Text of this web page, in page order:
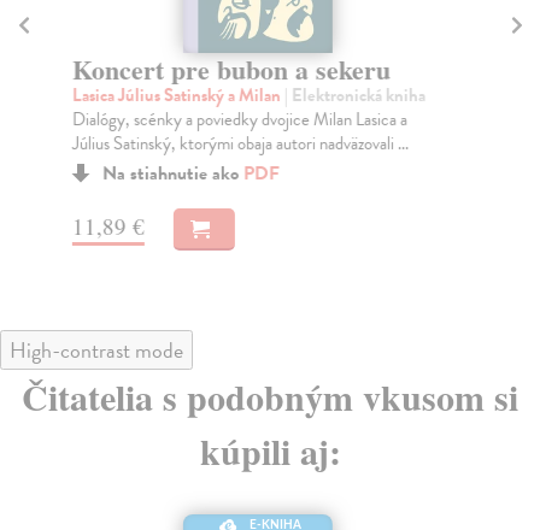
Koncert pre bubon a sekeru
Lasica Július Satinský a Milan | Elektronická kniha
Dialógy, scénky a poviedky dvojice Milan Lasica a
Július Satinský, ktorými obaja autori nadväzovali ...
Na stiahnutie ako PDF
11,89 €
High-contrast mode
Čitatelia s podobným vkusom si
kúpili aj:
E-KNIHA